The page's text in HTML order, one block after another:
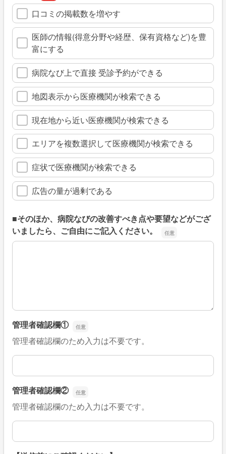
口コミの掲載数を増やす
医師の情報(得意分野や経歴、保有資格など)を豊
富にする
病院なび上で直接 受診予約ができる
地図表示から医療機関が検索できる
現在地から近い医療機関が検索できる
エリアを複数選択して医療機関が検索できる
症状で医療機関が検索できる
広告の量が過剰である
■そのほか、病院なびの改善すべき点や要望などがござ
いましたら、ご自由にご記入ください。
■そのほか、病院なびの改善すべき点や要望などがござい
管理者確認欄①
管理者確認欄のため入力は不要です。
管理者確認欄①
管理者確認欄②
管理者確認欄のため入力は不要です。
管理者確認欄②